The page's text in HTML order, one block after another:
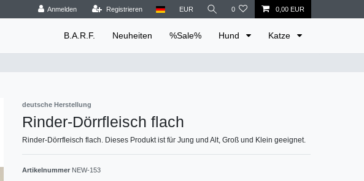
Anmelden Registrieren EUR 0 0,00 EUR
B.A.R.F. Neuheiten %Sale% Hund Katze
deutsche Herstellung
Rinder-Dörrfleisch flach
Rinder-Dörrfleisch flach. Dieses Produkt ist für Jung und Alt, Groß und Klein geeignet.
Artikelnummer NEW-153